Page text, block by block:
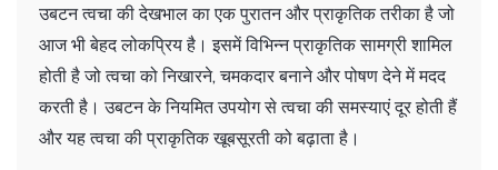
उबटन त्वचा की देखभाल का एक पुरातन और प्राकृतिक तरीका है जो
आज भी बेहद लोकप्रिय है। इसमें विभिन्न प्राकृतिक सामग्री शामिल
होती है जो त्वचा को निखारने, चमकदार बनाने और पोषण देने में मदद
करती है। उबटन के नियमित उपयोग से त्वचा की समस्याएं दूर होती हैं
और यह त्वचा की प्राकृतिक खूबसूरती को बढ़ाता है।